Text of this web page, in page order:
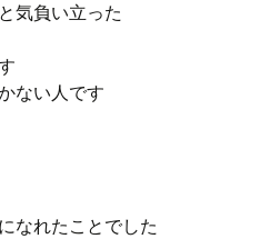
気負い立った
ない人です
なれたことでした